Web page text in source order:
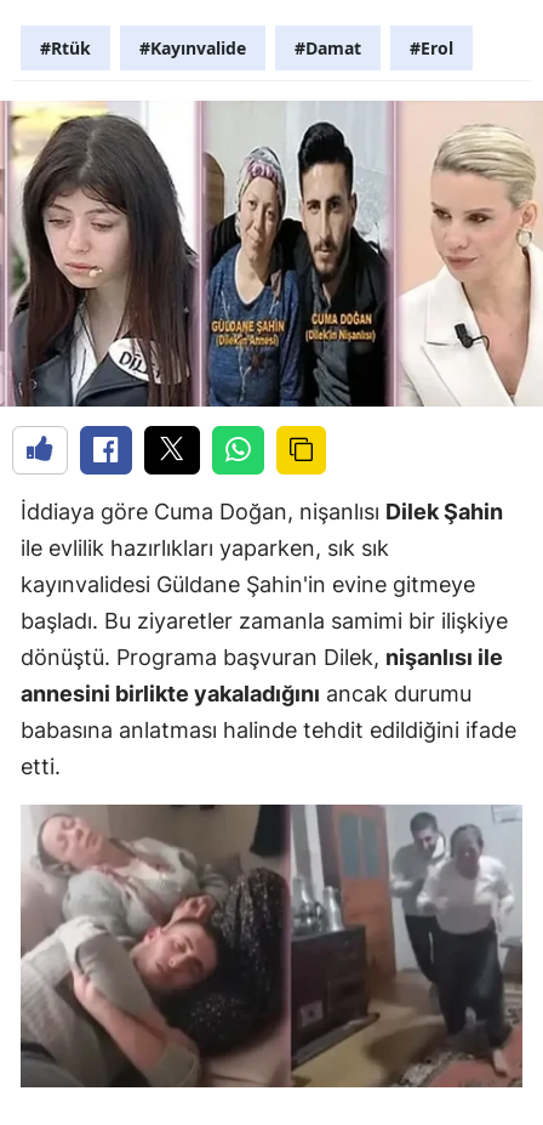
#Rtük #Kayınvalide #Damat #Erol
İddiaya göre Cuma Doğan, nişanlısı Dilek Şahin
ile evlilik hazırlıkları yaparken, sık sık
kayınvalidesi Güldane Şahin'in evine gitmeye
başladı. Bu ziyaretler zamanla samimi bir ilişkiye
dönüştü. Programa başvuran Dilek, nişanlısı ile
annesini birlikte yakaladığını ancak durumu
babasına anlatması halinde tehdit edildiğini ifade
etti.